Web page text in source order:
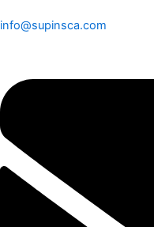
info@supinsca.com